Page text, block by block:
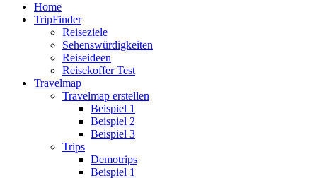
Home
TripFinder
Reiseziele
Sehenswürdigkeiten
Reiseideen
Reisekoffer Test
Travelmap
Travelmap erstellen
Beispiel 1
Beispiel 2
Beispiel 3
Trips
Demotrips
Beispiel 1